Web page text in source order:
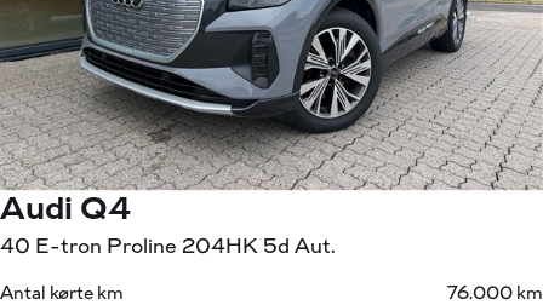
Audi Q4
40 E-tron Proline 204HK 5d Aut.
Antal kørte km
76.000 km